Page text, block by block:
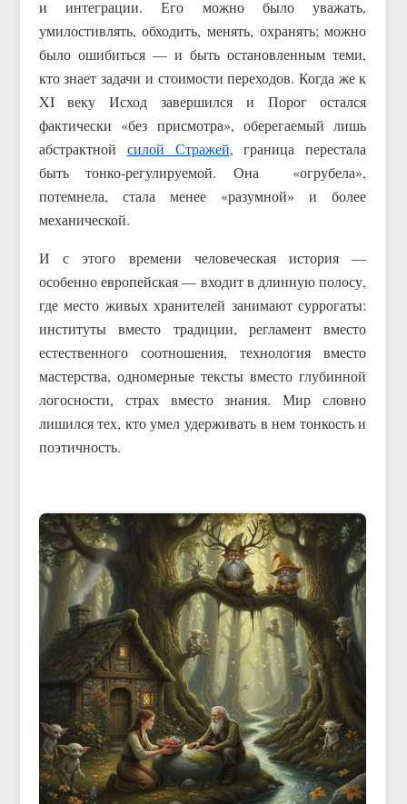
и интеграции. Его можно было уважать,
умилостивлять, обходить, менять, охранять; можно
было ошибиться — и быть остановленным теми,
кто знает задачи и стоимости переходов. Когда же к
XI веку Исход завершился и Порог остался
фактически «без присмотра», оберегаемый лишь
абстрактной силой Стражей, граница перестала
быть тонко-регулируемой. Она «огрубела»,
потемнела, стала менее «разумной» и более
механической.
И с этого времени человеческая история —
особенно европейская — входит в длинную полосу,
где место живых хранителей занимают суррогаты:
институты вместо традиции, регламент вместо
естественного соотношения, технология вместо
мастерства, одномерные тексты вместо глубинной
логосности, страх вместо знания. Мир словно
лишился тех, кто умел удерживать в нем тонкость и
поэтичность.